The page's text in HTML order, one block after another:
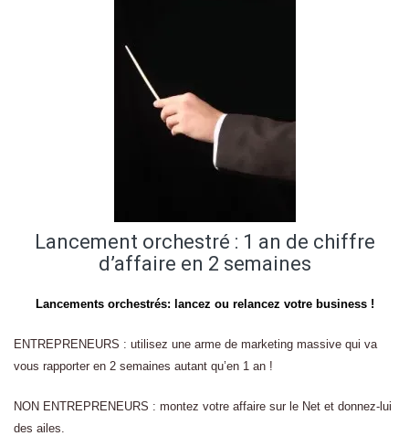
Lancement orchestré : 1 an de chiffre
d’affaire en 2 semaines
Lancements orchestrés: lancez ou relancez votre business !
ENTREPRENEURS : utilisez une arme de marketing massive qui va
vous rapporter en 2 semaines autant qu’en 1 an !
NON ENTREPRENEURS : montez votre affaire sur le Net et donnez-lui
des ailes.